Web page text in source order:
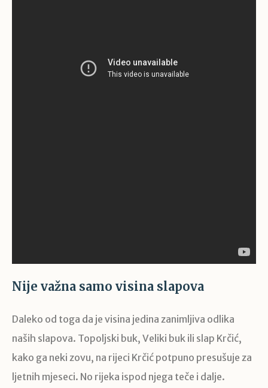
Nije važna samo visina slapova
Daleko od toga da je visina jedina zanimljiva odlika
naših slapova. Topoljski buk, Veliki buk ili slap Krčić,
kako ga neki zovu, na rijeci Krčić potpuno presušuje za
ljetnih mjeseci. No rijeka ispod njega teče i dalje.